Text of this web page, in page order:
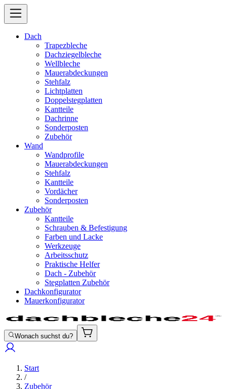
Dach
Trapezbleche
Dachziegelbleche
Wellbleche
Mauerabdeckungen
Stehfalz
Lichtplatten
Doppelstegplatten
Kantteile
Dachrinne
Sonderposten
Zubehör
Wand
Wandprofile
Mauerabdeckungen
Stehfalz
Kantteile
Vordächer
Sonderposten
Zubehör
Kantteile
Schrauben & Befestigung
Farben und Lacke
Werkzeuge
Arbeitsschutz
Praktische Helfer
Dach - Zubehör
Stegplatten Zubehör
Dachkonfigurator
Mauerkonfigurator
Wonach suchst du?
Start
/
Zubehör